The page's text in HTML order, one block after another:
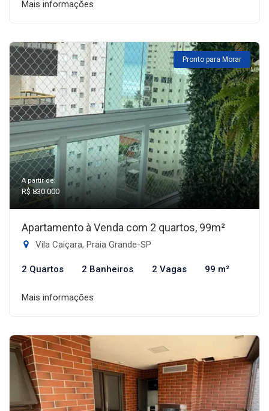
Mais informações
Pronto para Morar
A partir de:
R$ 830.000
Apartamento à Venda com 2 quartos, 99m²
Vila Caiçara, Praia Grande-SP
2 Quartos 2 Banheiros 2 Vagas 99 m²
Mais informações